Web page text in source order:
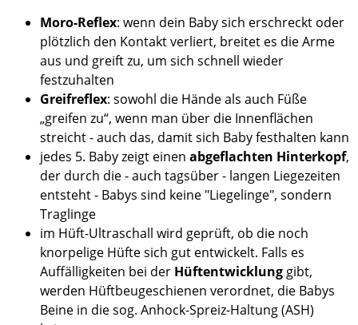
Moro-Reflex: wenn dein Baby sich erschreckt oder
plötzlich den Kontakt verliert, breitet es die Arme
aus und greift zu, um sich schnell wieder
festzuhalten
Greifreflex: sowohl die Hände als auch Füße
„greifen zu“, wenn man über die Innenflächen
streicht - auch das, damit sich Baby festhalten kann
jedes 5. Baby zeigt einen abgeflachten Hinterkopf,
der durch die - auch tagsüber - langen Liegezeiten
entsteht - Babys sind keine "Liegelinge", sondern
Traglinge
im Hüft-Ultraschall wird geprüft, ob die noch
knorpelige Hüfte sich gut entwickelt. Falls es
Auffälligkeiten bei der Hüftentwicklung gibt,
werden Hüftbeugeschienen verordnet, die Babys
Beine in die sog. Anhock-Spreiz-Haltung (ASH)